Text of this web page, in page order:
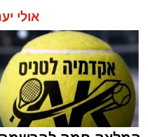
אולי